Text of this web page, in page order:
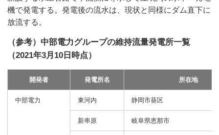
機で発電する。発電後の流水は、現状と同様にダム直下に
放流する。
（参考）中部電力グループの維持流量発電所一覧
（2021年3月10日時点）
開発者 発電所名 所在地
中部電力 東河内 静岡市葵区
新串原 岐阜県恵那市